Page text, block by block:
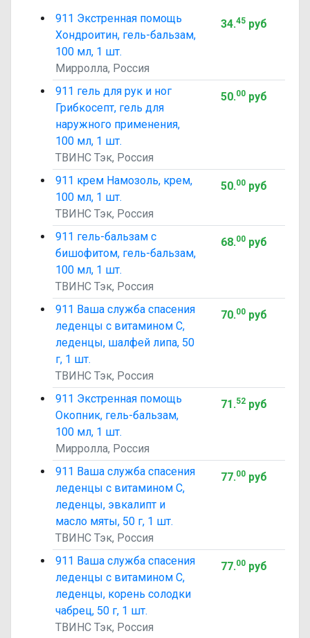
911 Экстренная помощь
Хондроитин, гель-бальзам,
100 мл, 1 шт.
Мирролла, Россия
34.45руб
911 гель для рук и ног
Грибкосепт, гель для
наружного применения,
100 мл, 1 шт.
ТВИНС Тэк, Россия
50.00руб
911 крем Намозоль, крем,
100 мл, 1 шт.
ТВИНС Тэк, Россия
50.00руб
911 гель-бальзам с
бишофитом, гель-бальзам,
100 мл, 1 шт.
ТВИНС Тэк, Россия
68.00руб
911 Ваша служба спасения
леденцы с витамином C,
леденцы, шалфей липа, 50
г, 1 шт.
ТВИНС Тэк, Россия
70.00руб
911 Экстренная помощь
Окопник, гель-бальзам,
100 мл, 1 шт.
Мирролла, Россия
71.52руб
911 Ваша служба спасения
леденцы с витамином C,
леденцы, эвкалипт и
масло мяты, 50 г, 1 шт.
ТВИНС Тэк, Россия
77.00руб
911 Ваша служба спасения
леденцы с витамином C,
леденцы, корень солодки
чабрец, 50 г, 1 шт.
ТВИНС Тэк, Россия
77.00руб